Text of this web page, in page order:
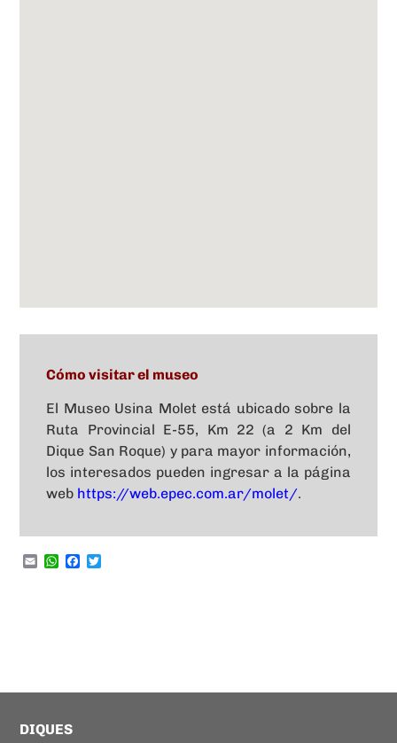
Cómo visitar el museo
El Museo Usina Molet está ubicado sobre la
Ruta Provincial E-55, Km 22 (a 2 Km del
Dique San Roque) y para mayor información,
los interesados pueden ingresar a la página
web https://web.epec.com.ar/molet/.
EmailWhatsApp
Facebook
DIQUES